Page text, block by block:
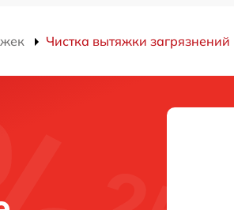
Чистка вытяжки загрязнений